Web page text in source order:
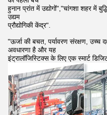
हुनान प्रांत में उद्योगों","चांगशा शहर में
उद्यम
प्रौद्योगिकी केंद्र".
"ऊर्जा की बचत, पर्यावरण संरक्षण, उच्च
अवधारणा है और यह
इंट्रालॉजिस्टिक्स के लिए एक स्मार्ट